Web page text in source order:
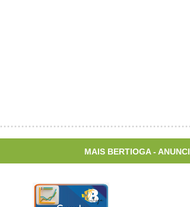
MAIS BERTIOGA - ANUNCI